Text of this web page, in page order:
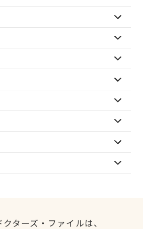
ターズ・ファイルは、